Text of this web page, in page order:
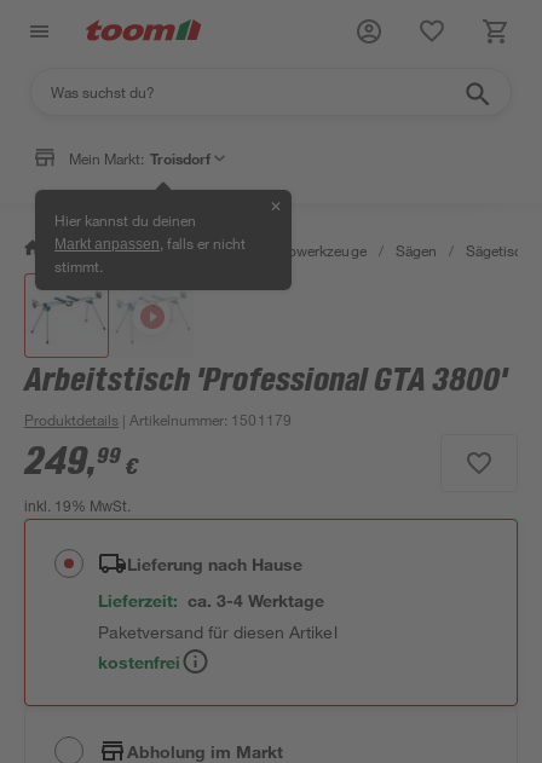
Mein Markt: Troisdorf
Hier kannst du deinen
Markt anpassen , falls er nicht
stimmt.
✕
/ Werkstatt & Maschinen / Elektrowerkzeuge / Sägen / Sägetische
Arbeitstisch 'Professional GTA 3800'
Produktdetails | Artikelnummer: 1501179
249,99 €
inkl. 19% MwSt.
Lieferung nach Hause
Lieferzeit: ca. 3-4 Werktage
Paketversand für diesen Artikel
kostenfrei
Abholung im Markt